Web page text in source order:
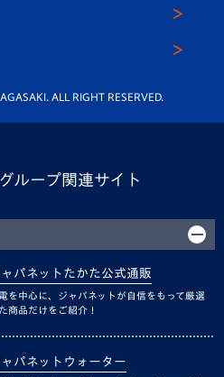
ALL RIGHT RESERVED.
ループ関連サイト
ャパネットたかた公式通販
を中心に、ジャパネットが自信をもって厳選
商品だけをご紹介！
ャパネットウォーター